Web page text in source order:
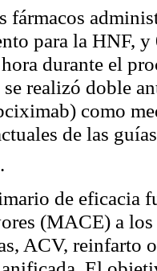
fármacos
para la HNF,
durante el
realizó doble
como
de las
.
de eficacia
(MACE) a
ACV, reinfarto